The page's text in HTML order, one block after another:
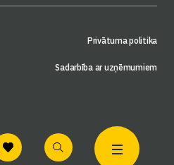
Privātuma politika
Sadarbība ar uzņēmumiem